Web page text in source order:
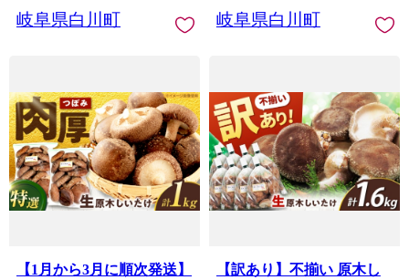
岐阜県白川町
岐阜県白川町
【1月から3月に順次発送】
【訳あり】不揃い 原木し